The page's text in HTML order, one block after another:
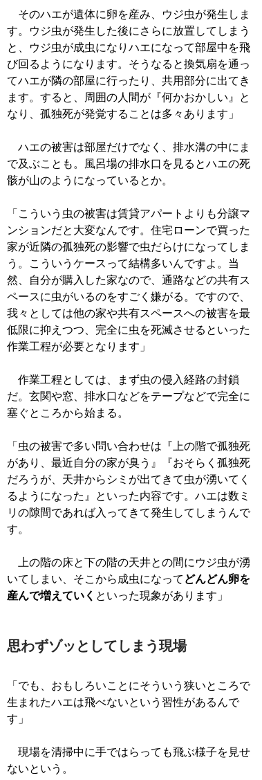
そのハエが遺体に卵を産み、ウジ虫が発生しま
す。ウジ虫が発生した後にさらに放置してしまう
と、ウジ虫が成虫になりハエになって部屋中を飛
び回るようになります。そうなると換気扇を通っ
てハエが隣の部屋に行ったり、共用部分に出てき
ます。すると、周囲の人間が『何かおかしい』と
なり、孤独死が発覚することは多々あります」
ハエの被害は部屋だけでなく、排水溝の中にま
で及ぶことも。風呂場の排水口を見るとハエの死
骸が山のようになっているとか。
「こういう虫の被害は賃貸アパートよりも分譲マ
ンションだと大変なんです。住宅ローンで買った
家が近隣の孤独死の影響で虫だらけになってしま
う。こういうケースって結構多いんですよ。当
然、自分が購入した家なので、通路などの共有ス
ペースに虫がいるのをすごく嫌がる。ですので、
我々としては他の家や共有スペースへの被害を最
低限に抑えつつ、完全に虫を死滅させるといった
作業工程が必要となります」
作業工程としては、まず虫の侵入経路の封鎖
だ。玄関や窓、排水口などをテープなどで完全に
塞ぐところから始まる。
「虫の被害で多い問い合わせは『上の階で孤独死
があり、最近自分の家が臭う』『おそらく孤独死
だろうが、天井からシミが出てきて虫が湧いてく
るようになった』といった内容です。ハエは数ミ
リの隙間であれば入ってきて発生してしまうんで
す。
上の階の床と下の階の天井との間にウジ虫が湧
いてしまい、そこから成虫になって どんどん卵を
産んで増えていく といった現象があります」
思わずゾッとしてしまう現場
「でも、おもしろいことにそういう狭いところで
生まれたハエは飛べないという習性があるんで
す」
現場を清掃中に手ではらっても飛ぶ様子を見せ
ないという。